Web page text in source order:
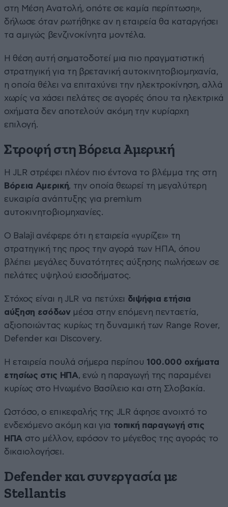
στη Μέση Ανατολή, οπότε σε καμία περίπτωση»,
δήλωσε όταν ρωτήθηκε αν η εταιρεία θα καταργήσει
τα αμιγώς βενζινοκίνητα μοντέλα.
Η θέση αυτή σηματοδοτεί μια πιο πραγματιστική
στρατηγική για τη βρετανική αυτοκινητοβιομηχανία,
η οποία θέλει να επιταχύνει την ηλεκτροκίνηση, αλλά
χωρίς να χάσει πελάτες σε αγορές όπου τα ηλεκτρικά
οχήματα δεν αποτελούν ακόμη την κυρίαρχη
επιλογή.
Στροφή στη Βόρεια Αμερική
Η JLR στρέφει πλέον πιο έντονα το βλέμμα της στη
Βόρεια Αμερική, την οποία θεωρεί τη μεγαλύτερη
ευκαιρία ανάπτυξης για premium
αυτοκινητοβιομηχανίες.
Ο Balaji ανέφερε ότι η εταιρεία «γυρίζει» τη
στρατηγική της προς την αγορά των ΗΠΑ, όπου
βλέπει μεγάλες δυνατότητες αύξησης πωλήσεων σε
πελάτες υψηλού εισοδήματος.
Στόχος είναι η JLR να πετύχει διψήφια ετήσια
αύξηση εσόδωνμέσα στην επόμενη πενταετία,
αξιοποιώντας κυρίως τη δυναμική των Range Rover,
Defender και Discovery.
Η εταιρεία πουλά σήμερα περίπου 100.000 οχήματα
ετησίως στις ΗΠΑ, ενώ η παραγωγή της παραμένει
κυρίως στο Ηνωμένο Βασίλειο και στη Σλοβακία.
Ωστόσο, ο επικεφαλής της JLR άφησε ανοιχτό το
ενδεχόμενο ακόμη και για τοπική παραγωγή στις
ΗΠΑ στο μέλλον, εφόσον το μέγεθος της αγοράς το
δικαιολογήσει.
Defender και συνεργασία με
Stellantis